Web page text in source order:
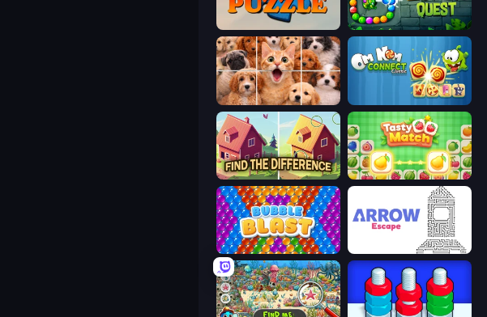
Zumba Quest
Jigpic Solitaire Om Nom Connect Classic
Find The Difference Tasty Match: Mahjong Pairs
Bubble Blast Arrow Escape